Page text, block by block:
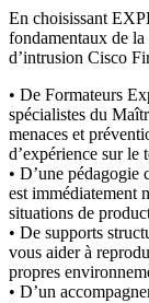
En choisissant
fondamentaux de la
d’intrusion Cisco
• De Formateurs
spécialistes du
menaces et
d’expérience sur le
• D’une pédagogie
est immédiatement
situations de
• De supports
vous aider à
propres
• D’un